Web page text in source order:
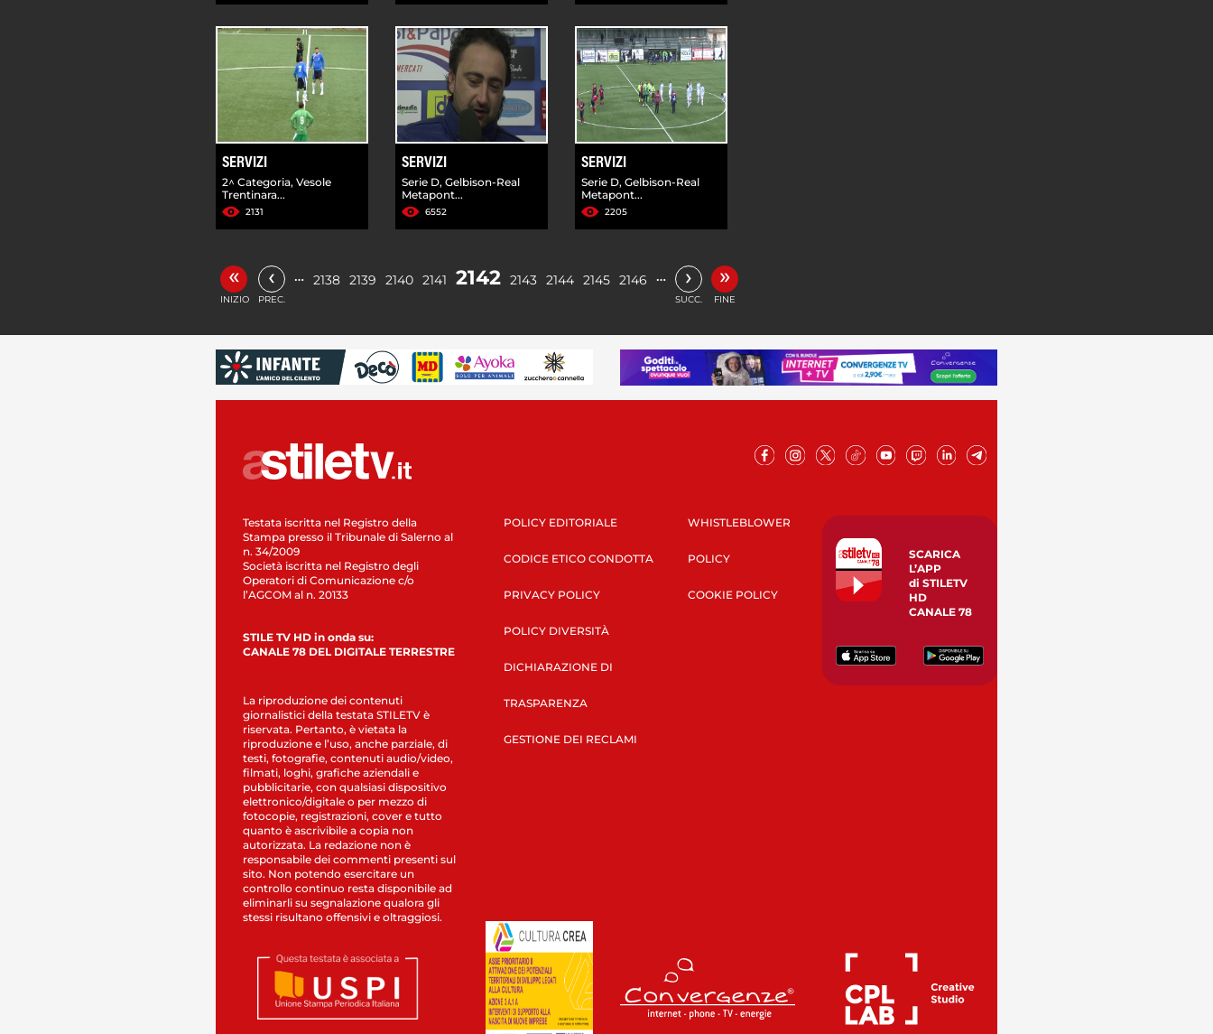
SERVIZI
2^ Categoria, Vesole
Trentinara...
2131
SERVIZI
Serie D, Gelbison-Real
Metapont...
6552
SERVIZI
Serie D, Gelbison-Real
Metapont...
2205
«
INIZIO
‹
PREC.
… 2138 2139 2140 2141 2142 2143 2144 2145 2146 … ›
SUCC.
»
FINE
Testata iscritta nel Registro della
Stampa presso il Tribunale di Salerno al
n. 34/2009
Società iscritta nel Registro degli
Operatori di Comunicazione c/o
l’AGCOM al n. 20133
STILE TV HD in onda su:
CANALE 78 DEL DIGITALE TERRESTRE
La riproduzione dei contenuti
giornalistici della testata STILETV è
riservata. Pertanto, è vietata la
riproduzione e l’uso, anche parziale, di
testi, fotografie, contenuti audio/video,
filmati, loghi, grafiche aziendali e
pubblicitarie, con qualsiasi dispositivo
elettronico/digitale o per mezzo di
fotocopie, registrazioni, cover e tutto
quanto è ascrivibile a copia non
autorizzata. La redazione non è
responsabile dei commenti presenti sul
sito. Non potendo esercitare un
controllo continuo resta disponibile ad
eliminarli su segnalazione qualora gli
stessi risultano offensivi e oltraggiosi.
POLICY EDITORIALE
CODICE ETICO CONDOTTA
PRIVACY POLICY
POLICY DIVERSITÀ
DICHIARAZIONE DI
TRASPARENZA
GESTIONE DEI RECLAMI
WHISTLEBLOWER
POLICY
COOKIE POLICY
SCARICA
L’APP
di STILETV
HD
CANALE 78